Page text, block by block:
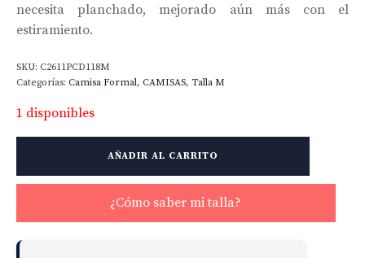
necesita planchado, mejorado aún más con el
estiramiento.
SKU: C2611PCD118M
Categorías: Camisa Formal, CAMISAS, Talla M
1 disponibles
Stretch
AÑADIR AL CARRITO
¿Cómo saber mi talla?